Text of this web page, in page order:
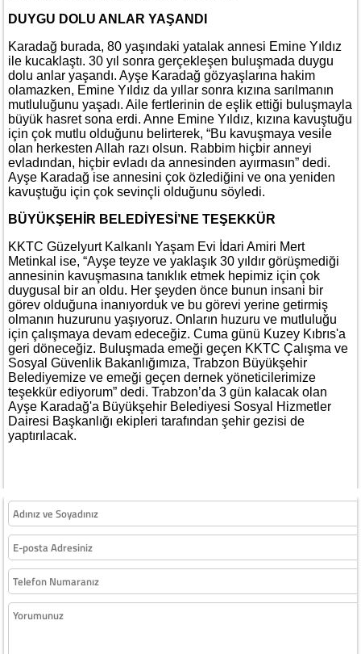
DUYGU DOLU ANLAR YAŞANDI
Karadağ burada, 80 yaşındaki yatalak annesi Emine Yıldız
ile kucaklaştı. 30 yıl sonra gerçekleşen buluşmada duygu
dolu anlar yaşandı. Ayşe Karadağ gözyaşlarına hakim
olamazken, Emine Yıldız da yıllar sonra kızına sarılmanın
mutluluğunu yaşadı. Aile fertlerinin de eşlik ettiği buluşmayla
büyük hasret sona erdi. Anne Emine Yıldız, kızına kavuştuğu
için çok mutlu olduğunu belirterek, “Bu kavuşmaya vesile
olan herkesten Allah razı olsun. Rabbim hiçbir anneyi
evladından, hiçbir evladı da annesinden ayırmasın” dedi.
Ayşe Karadağ ise annesini çok özlediğini ve ona yeniden
kavuştuğu için çok sevinçli olduğunu söyledi.
BÜYÜKŞEHİR BELEDİYESİ’NE TEŞEKKÜR
KKTC Güzelyurt Kalkanlı Yaşam Evi İdari Amiri Mert
Metinkal ise, “Ayşe teyze ve yaklaşık 30 yıldır görüşmediği
annesinin kavuşmasına tanıklık etmek hepimiz için çok
duygusal bir an oldu. Her şeyden önce bunun insani bir
görev olduğuna inanıyorduk ve bu görevi yerine getirmiş
olmanın huzurunu yaşıyoruz. Onların huzuru ve mutluluğu
için çalışmaya devam edeceğiz. Cuma günü Kuzey Kıbrıs'a
geri döneceğiz. Buluşmada emeği geçen KKTC Çalışma ve
Sosyal Güvenlik Bakanlığımıza, Trabzon Büyükşehir
Belediyemize ve emeği geçen dernek yöneticilerimize
teşekkür ediyorum” dedi. Trabzon’da 3 gün kalacak olan
Ayşe Karadağ'a Büyükşehir Belediyesi Sosyal Hizmetler
Dairesi Başkanlığı ekipleri tarafından şehir gezisi de
yaptırılacak.